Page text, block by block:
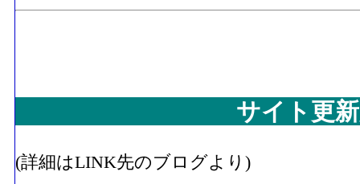
サイト更
(詳細はLINK先のブログより)